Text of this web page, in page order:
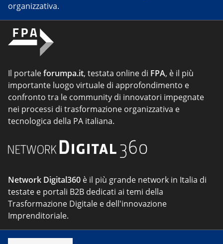
organizzativa.
Il portaleforumpa.it, testata online di FPA, è il più
importante luogo virtuale di approfondimento e
confronto tra le community di innovatori impegnate
nei processi di trasformazione organizzativa e
tecnologica della PA italiana.
Network Digital360 è il più grande network in Italia di
testate e portali B2B dedicati ai temi della
Trasformazione Digitale e dell'innovazione
Imprenditoriale.